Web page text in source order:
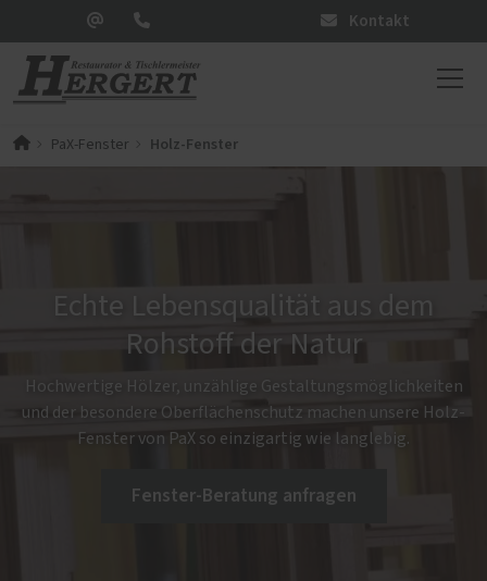
Kontakt
PaX-Fenster Holz-Fenster
Echte Lebensqualität aus dem
Rohstoff der Natur
Hochwertige Hölzer, unzählige Gestaltungsmöglichkeiten
und der besondere Oberflächenschutz machen unsere Holz-
Fenster von PaX so einzigartig wie langlebig.
Fenster-Beratung anfragen